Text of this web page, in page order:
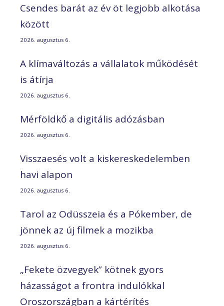
Csendes barát az év öt legjobb alkotása
között
2026. augusztus 6.
A klímaváltozás a vállalatok működését
is átírja
2026. augusztus 6.
Mérföldkő a digitális adózásban
2026. augusztus 6.
Visszaesés volt a kiskereskedelemben
havi alapon
2026. augusztus 6.
Tarol az Odüsszeia és a Pókember, de
jönnek az új filmek a mozikba
2026. augusztus 6.
„Fekete özvegyek” kötnek gyors
házasságot a frontra indulókkal
Oroszországban a kártérítés